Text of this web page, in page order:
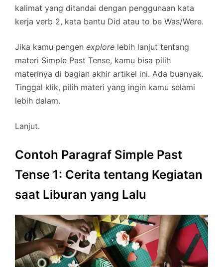
kalimat yang ditandai dengan penggunaan kata
kerja verb 2, kata bantu Did atau to be Was/Were.
Jika kamu pengen explore lebih lanjut tentang
materi Simple Past Tense, kamu bisa pilih
materinya di bagian akhir artikel ini. Ada buanyak.
Tinggal klik, pilih materi yang ingin kamu selami
lebih dalam.
Lanjut.
Contoh Paragraf Simple Past
Tense 1: Cerita tentang Kegiatan
saat Liburan yang Lalu